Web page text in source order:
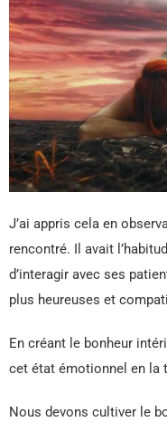
J’ai appris cela en
rencontré. Il avait
d’interagir avec ses
plus heureuses et
En créant le bonheur
cet état émotionnel en la
Nous devons cultiver le